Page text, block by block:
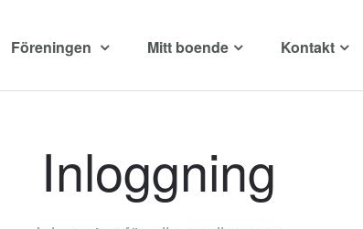
Föreningen Mitt boende Kontakt
Inloggning